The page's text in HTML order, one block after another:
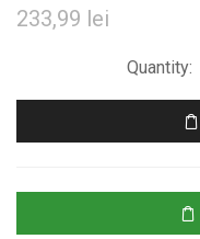
233,99 lei